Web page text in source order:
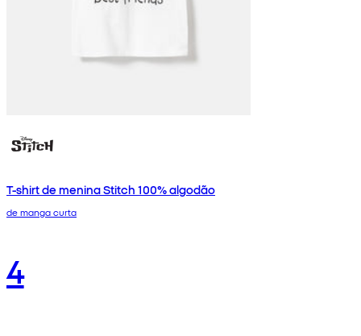
T-shirt de menina Stitch 100% algodão
de manga curta
4